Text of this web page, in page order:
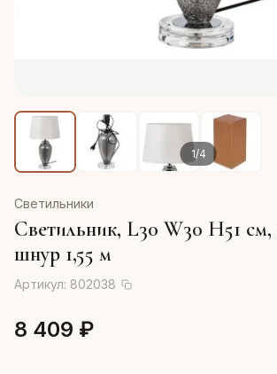
1/4
Светильники
Светильник, L30 W30 H51 см,
шнур 1,55 м
Артикул: 802038
8 409 ₽